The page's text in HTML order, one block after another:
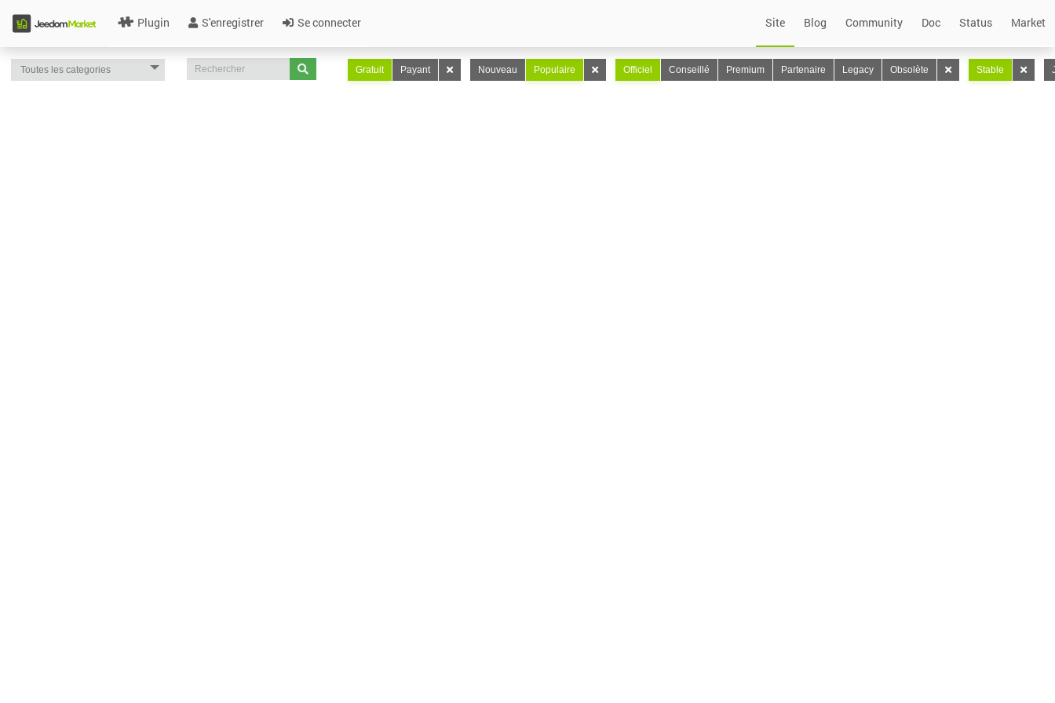
Plugin S'enregistrer Se connecter Site Blog Community Doc Status Market
Gratuit Payant Nouveau Populaire Officiel Conseillé Premium Partenaire Legacy Obsolète Stable